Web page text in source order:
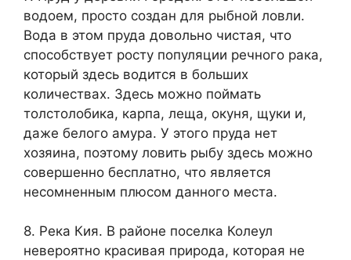
водоем, просто создан для рыбной ловли.
Вода в этом пруда довольно чистая, что
способствует росту популяции речного рака,
который здесь водится в больших
количествах. Здесь можно поймать
толстолобика, карпа, леща, окуня, щуки и,
даже белого амура. У этого пруда нет
хозяина, поэтому ловить рыбу здесь можно
совершенно бесплатно, что является
несомненным плюсом данного места.
8. Река Кия. В районе поселка Колеул
невероятно красивая природа, которая не